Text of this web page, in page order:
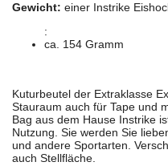
Gewicht: einer Instrike
:
ca. 154 Gramm
Kuturbeutel der Extraklasse
Stauraum auch für Tape und
Bag aus dem Hause Instrike
Nutzung. Sie werden Sie
und andere Sportarten.
auch Stellfläche.